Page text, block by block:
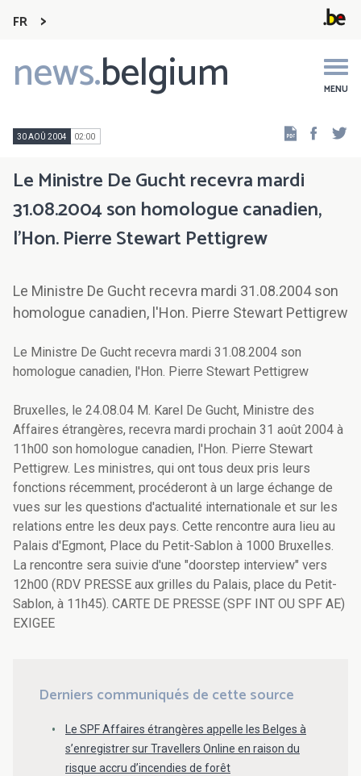
FR
news.belgium MENU
Main
navigation
30 AOÛ 2004 02:00
Le Ministre De Gucht recevra mardi
31.08.2004 son homologue canadien,
l'Hon. Pierre Stewart Pettigrew
Le Ministre De Gucht recevra mardi 31.08.2004 son
homologue canadien, l'Hon. Pierre Stewart Pettigrew
Le Ministre De Gucht recevra mardi 31.08.2004 son
homologue canadien, l'Hon. Pierre Stewart Pettigrew
Bruxelles, le 24.08.04 M. Karel De Gucht, Ministre des
Affaires étrangères, recevra mardi prochain 31 août 2004 à
11h00 son homologue canadien, l'Hon. Pierre Stewart
Pettigrew. Les ministres, qui ont tous deux pris leurs
fonctions récemment, procéderont à un large échange de
vues sur les questions d'actualité internationale et sur les
relations entre les deux pays. Cette rencontre aura lieu au
Palais d'Egmont, Place du Petit-Sablon à 1000 Bruxelles.
La rencontre sera suivie d'une "doorstep interview" vers
12h00 (RDV PRESSE aux grilles du Palais, place du Petit-
Sablon, à 11h45). CARTE DE PRESSE (SPF INT OU SPF AE)
EXIGEE
Derniers communiqués de cette source
Le SPF Affaires étrangères appelle les Belges à
s’enregistrer sur Travellers Online en raison du
risque accru d’incendies de forêt